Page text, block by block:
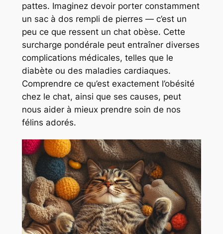
pattes. Imaginez devoir porter constamment
un sac à dos rempli de pierres — c’est un
peu ce que ressent un chat obèse. Cette
surcharge pondérale peut entraîner diverses
complications médicales, telles que le
diabète ou des maladies cardiaques.
Comprendre ce qu’est exactement l’obésité
chez le chat, ainsi que ses causes, peut
nous aider à mieux prendre soin de nos
félins adorés.